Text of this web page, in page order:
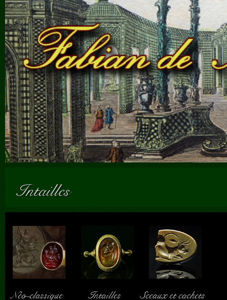
Intailles
Néo-classique Intailles Sceaux et cachets